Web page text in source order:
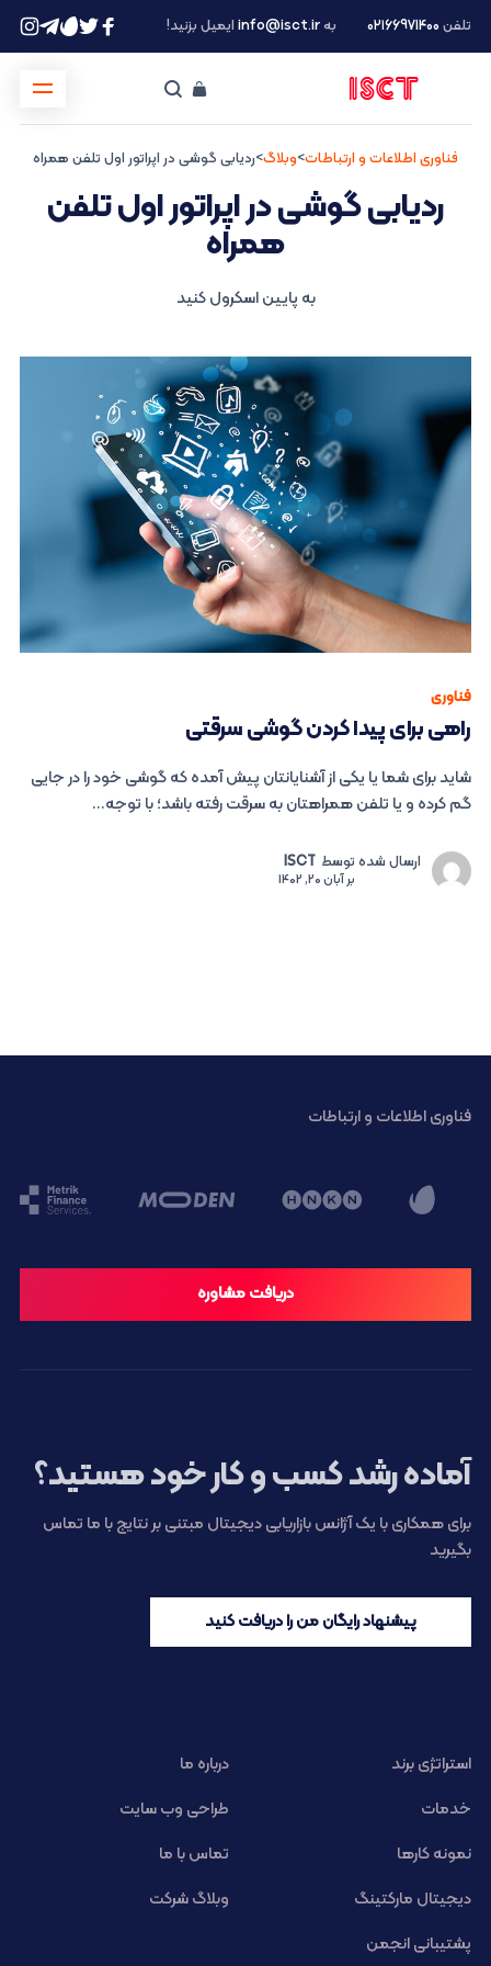
تلفن ۰۲۱66971400 بهinfo@isct.irایمیل بزنید!
فناوری اطلاعات و ارتباطات>وبلاگ>ردیابی گوشی در اپراتور اول تلفن همراه
ردیابی گوشی در اپراتور اول تلفن
همراه
به پایین اسکرول کنید
فناوری
راهی برای پیدا کردن گوشی سرقتی
شاید برای شما یا یکی از آشنایانتان پیش آمده که گوشی خود را در جایی
گم کرده و یا تلفن همراهتان به سرقت رفته باشد؛ با توجه...
ارسال شده توسط ISCT
برآبان 20, 1402
فناوری اطلاعات و ارتباطات
دریافت مشاوره
آماده رشد کسب و کار خود هستید؟
برای همکاری با یک آژانس بازاریابی دیجیتال مبتنی بر نتایج با ما تماس
بگیرید
پیشنهاد رایگان من را دریافت کنید
استراتژی برند
درباره ما
خدمات
طراحی وب سایت
نمونه کارها
تماس با ما
دیجیتال مارکتینگ
وبلاگ شرکت
پشتیبانی انجمن